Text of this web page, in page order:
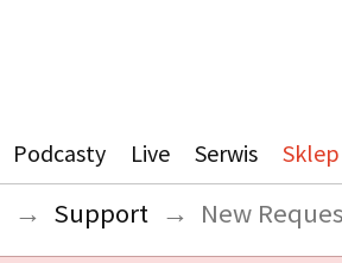
Podcasty Live Serwis Sklep
→ Support → New